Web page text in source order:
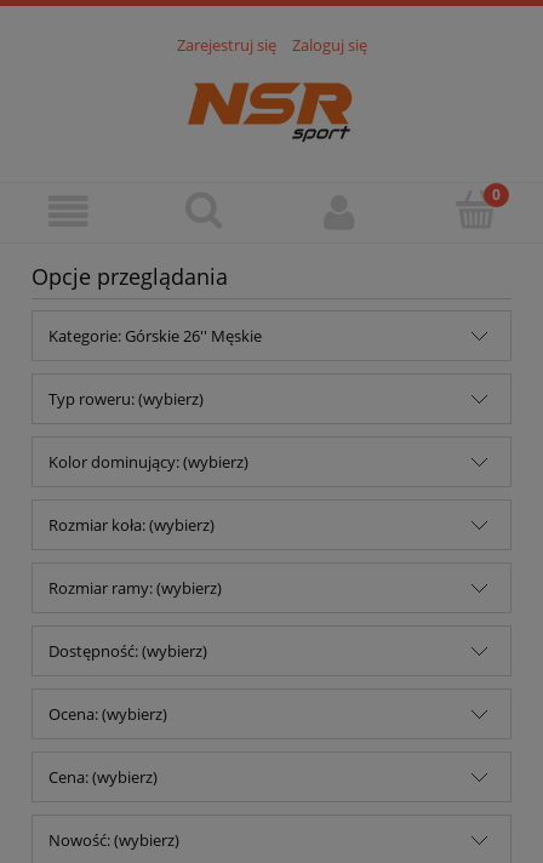
Zarejestruj się Zaloguj się
Opcje przeglądania
Kategorie: Górskie 26'' Męskie
Typ roweru: (wybierz)
Kolor dominujący: (wybierz)
Rozmiar koła: (wybierz)
Rozmiar ramy: (wybierz)
Dostępność: (wybierz)
Ocena: (wybierz)
Cena: (wybierz)
Nowość: (wybierz)